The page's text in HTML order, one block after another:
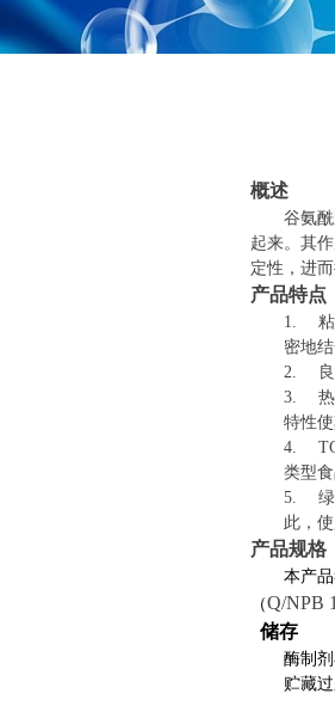
概述
谷氨
起来。其
定性，进
产品特点
1.
密地
2.
3.
特性
4.
类型
5.
此，
产品规格
本产
（Q/NPB
储存
酶制
贮藏